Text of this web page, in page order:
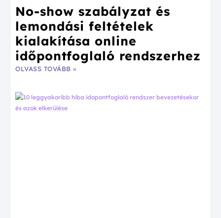
No-show szabályzat és
lemondási feltételek
kialakítása online
időpontfoglaló rendszerhez
OLVASS TOVÁBB »